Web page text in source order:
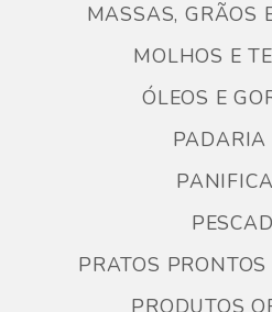
MASSAS, GRÃOS
MOLHOS E
ÓLEOS E
PADARIA
PRATOS
PRODUTOS